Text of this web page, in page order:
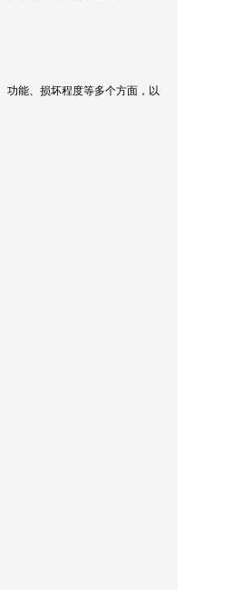
功能、损坏程度等多个方面，以